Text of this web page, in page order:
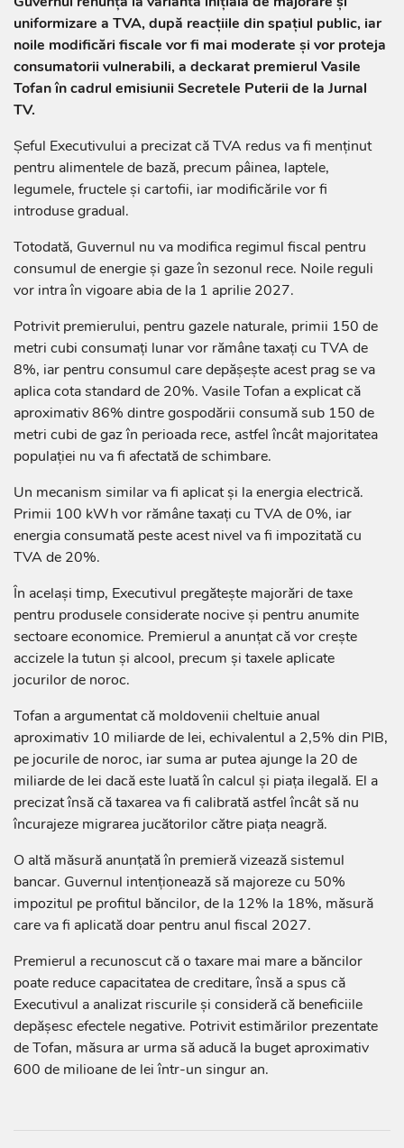
uniformizare a TVA, după reacțiile din spațiul public, iar
noile modificări fiscale vor fi mai moderate și vor proteja
consumatorii vulnerabili, a deckarat premierul Vasile
Tofan în cadrul emisiunii Secretele Puterii de la Jurnal
TV.
Șeful Executivului a precizat că TVA redus va fi menținut
pentru alimentele de bază, precum pâinea, laptele,
legumele, fructele și cartofii, iar modificările vor fi
introduse gradual.
Totodată, Guvernul nu va modifica regimul fiscal pentru
consumul de energie și gaze în sezonul rece. Noile reguli
vor intra în vigoare abia de la 1 aprilie 2027.
Potrivit premierului, pentru gazele naturale, primii 150 de
metri cubi consumați lunar vor rămâne taxați cu TVA de
8%, iar pentru consumul care depășește acest prag se va
aplica cota standard de 20%. Vasile Tofan a explicat că
aproximativ 86% dintre gospodării consumă sub 150 de
metri cubi de gaz în perioada rece, astfel încât majoritatea
populației nu va fi afectată de schimbare.
Un mecanism similar va fi aplicat și la energia electrică.
Primii 100 kWh vor rămâne taxați cu TVA de 0%, iar
energia consumată peste acest nivel va fi impozitată cu
TVA de 20%.
În același timp, Executivul pregătește majorări de taxe
pentru produsele considerate nocive și pentru anumite
sectoare economice. Premierul a anunțat că vor crește
accizele la tutun și alcool, precum și taxele aplicate
jocurilor de noroc.
Tofan a argumentat că moldovenii cheltuie anual
aproximativ 10 miliarde de lei, echivalentul a 2,5% din PIB,
pe jocurile de noroc, iar suma ar putea ajunge la 20 de
miliarde de lei dacă este luată în calcul și piața ilegală. El a
precizat însă că taxarea va fi calibrată astfel încât să nu
încurajeze migrarea jucătorilor către piața neagră.
O altă măsură anunțată în premieră vizează sistemul
bancar. Guvernul intenționează să majoreze cu 50%
impozitul pe profitul băncilor, de la 12% la 18%, măsură
care va fi aplicată doar pentru anul fiscal 2027.
Premierul a recunoscut că o taxare mai mare a băncilor
poate reduce capacitatea de creditare, însă a spus că
Executivul a analizat riscurile și consideră că beneficiile
depășesc efectele negative. Potrivit estimărilor prezentate
de Tofan, măsura ar urma să aducă la buget aproximativ
600 de milioane de lei într-un singur an.